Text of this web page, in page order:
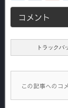
コメント
トラックバ
この記事へのコ